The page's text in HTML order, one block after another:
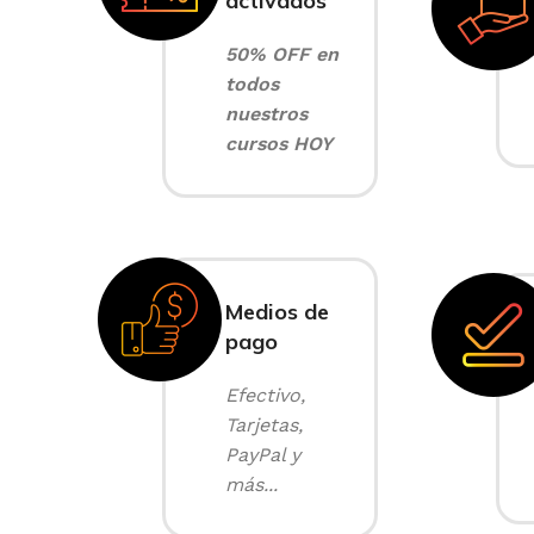
50% OFF en
todos
nuestros
cursos HOY
Medios de
pago
Efectivo,
Tarjetas,
PayPal y
más...